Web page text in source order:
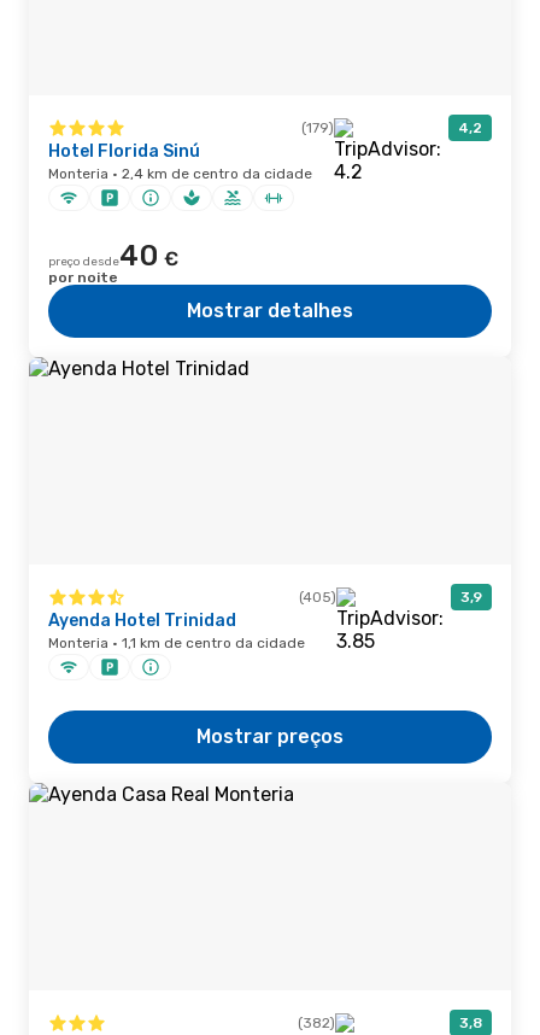
(179) 4,2
Hotel Florida Sinú
Monteria · 2,4 km de centro da cidade
preço desde40 €
por noite
Mostrar detalhes
(405) 3,9
Ayenda Hotel Trinidad
Monteria · 1,1 km de centro da cidade
Mostrar preços
(382) 3,8